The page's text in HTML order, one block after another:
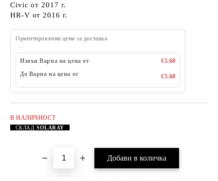
Civic от 2017 г.
HR-V от 2016 г.
Ориентировъчни цени за доставка
Извън Варна на цена от
€5.68
До Варна на цена от
€5.68
В НАЛИЧНОСТ
СКЛАДSOLARAY